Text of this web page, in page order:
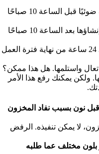
يتم جمع الشحنات المعبأة أو الممسوحة ضوئيًا قبل الساعة 10 صباحًا
يتم استلام الشحنات المعبأة أو التي تم إنشاؤها بعد الساعة 10 صباحًا
يُنصح البائعون ببدء معالجة العناصر قبل 24 ساعة من نهاية فترة العمل
واستلمها. هل هذا ممكن؟
ولكن يمكنك رفع هذا الأمر
نون بسبب نفاد المخزون
لا يمكن تنفيذه. الرفض
بلون مختلف عما طلبه